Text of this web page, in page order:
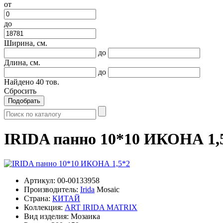
от
до
Ширина, см.
до
Длина, см.
до
Найдено 40 тов.
Сбросить
Подобрать
IRIDA панно 10*10 ИКОНА
Артикул: 00-00133958
Производитель: Irida Mosaic
Страна: КИТАЙ
Коллекция: ART IRIDA MATRIX
Вид изделия: Мозаика